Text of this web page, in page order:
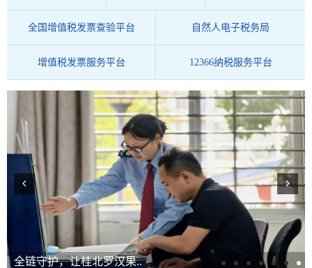
全国增值税发票查验平台 自然人电子税务局
增值税发票服务平台 12366纳税服务平台
全链守护，让桂北罗汉果..